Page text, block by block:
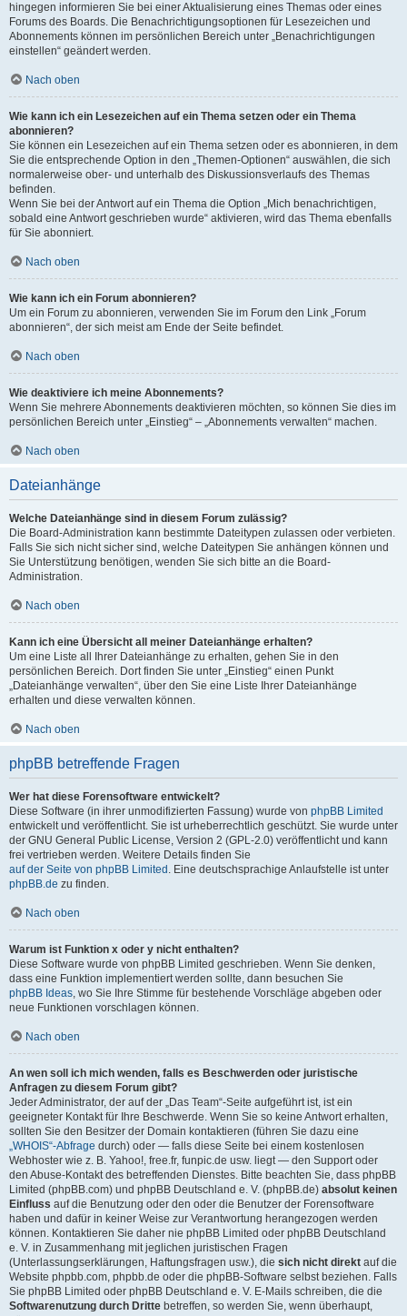
hingegen informieren Sie bei einer Aktualisierung eines Themas oder eines
Forums des Boards. Die Benachrichtigungsoptionen für Lesezeichen und
Abonnements können im persönlichen Bereich unter „Benachrichtigungen
einstellen“ geändert werden.
Nach oben
Wie kann ich ein Lesezeichen auf ein Thema setzen oder ein Thema
abonnieren?
Sie können ein Lesezeichen auf ein Thema setzen oder es abonnieren, in dem
Sie die entsprechende Option in den „Themen-Optionen“ auswählen, die sich
normalerweise ober- und unterhalb des Diskussionsverlaufs des Themas
befinden.
Wenn Sie bei der Antwort auf ein Thema die Option „Mich benachrichtigen,
sobald eine Antwort geschrieben wurde“ aktivieren, wird das Thema ebenfalls
für Sie abonniert.
Nach oben
Wie kann ich ein Forum abonnieren?
Um ein Forum zu abonnieren, verwenden Sie im Forum den Link „Forum
abonnieren“, der sich meist am Ende der Seite befindet.
Nach oben
Wie deaktiviere ich meine Abonnements?
Wenn Sie mehrere Abonnements deaktivieren möchten, so können Sie dies im
persönlichen Bereich unter „Einstieg“ – „Abonnements verwalten“ machen.
Nach oben
Dateianhänge
Welche Dateianhänge sind in diesem Forum zulässig?
Die Board-Administration kann bestimmte Dateitypen zulassen oder verbieten.
Falls Sie sich nicht sicher sind, welche Dateitypen Sie anhängen können und
Sie Unterstützung benötigen, wenden Sie sich bitte an die Board-
Administration.
Nach oben
Kann ich eine Übersicht all meiner Dateianhänge erhalten?
Um eine Liste all Ihrer Dateianhänge zu erhalten, gehen Sie in den
persönlichen Bereich. Dort finden Sie unter „Einstieg“ einen Punkt
„Dateianhänge verwalten“, über den Sie eine Liste Ihrer Dateianhänge
erhalten und diese verwalten können.
Nach oben
phpBB betreffende Fragen
Wer hat diese Forensoftware entwickelt?
Diese Software (in ihrer unmodifizierten Fassung) wurde von phpBB Limited
entwickelt und veröffentlicht. Sie ist urheberrechtlich geschützt. Sie wurde unter
der GNU General Public License, Version 2 (GPL-2.0) veröffentlicht und kann
frei vertrieben werden. Weitere Details finden Sie
auf der Seite von phpBB Limited . Eine deutschsprachige Anlaufstelle ist unter
phpBB.de zu finden.
Nach oben
Warum ist Funktion x oder y nicht enthalten?
Diese Software wurde von phpBB Limited geschrieben. Wenn Sie denken,
dass eine Funktion implementiert werden sollte, dann besuchen Sie
phpBB Ideas, wo Sie Ihre Stimme für bestehende Vorschläge abgeben oder
neue Funktionen vorschlagen können.
Nach oben
An wen soll ich mich wenden, falls es Beschwerden oder juristische
Anfragen zu diesem Forum gibt?
Jeder Administrator, der auf der „Das Team“-Seite aufgeführt ist, ist ein
geeigneter Kontakt für Ihre Beschwerde. Wenn Sie so keine Antwort erhalten,
sollten Sie den Besitzer der Domain kontaktieren (führen Sie dazu eine
„WHOIS“-Abfrage durch) oder — falls diese Seite bei einem kostenlosen
Webhoster wie z. B. Yahoo!, free.fr, funpic.de usw. liegt — den Support oder
den Abuse-Kontakt des betreffenden Dienstes. Bitte beachten Sie, dass phpBB
Limited (phpBB.com) und phpBB Deutschland e. V. (phpBB.de) absolut keinen
Einfluss auf die Benutzung oder den oder die Benutzer der Forensoftware
haben und dafür in keiner Weise zur Verantwortung herangezogen werden
können. Kontaktieren Sie daher nie phpBB Limited oder phpBB Deutschland
e. V. in Zusammenhang mit jeglichen juristischen Fragen
(Unterlassungserklärungen, Haftungsfragen usw.), die sich nicht direkt auf die
Website phpbb.com, phpbb.de oder die phpBB-Software selbst beziehen. Falls
Sie phpBB Limited oder phpBB Deutschland e. V. E-Mails schreiben, die die
Softwarenutzung durch Dritte betreffen, so werden Sie, wenn überhaupt,